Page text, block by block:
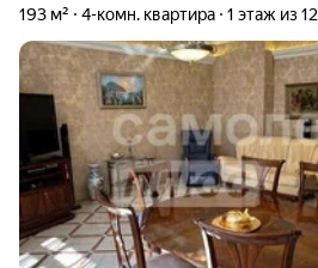
193 м² 4-комн. квартира 1 этаж из 12